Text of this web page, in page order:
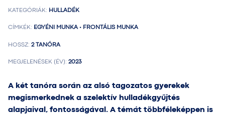
KATEGÓRIÁK: HULLADÉK
CÍMKÉK: EGYÉNI MUNKA • FRONTÁLIS MUNKA
HOSSZ: 2 TANÓRA
MEGJELENÉSEK (ÉV): 2023
A két tanóra során az alsó tagozatos gyerekek
megismerkednek a szelektív hulladékgyűjtés
alapjaival, fontosságával. A témát többféleképpen is